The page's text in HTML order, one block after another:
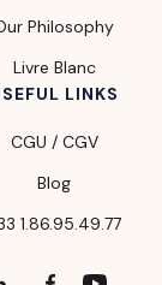
Philosophy
Livre Blanc
LINKS
CGU / CGV
Blog
1.86.95.49.77